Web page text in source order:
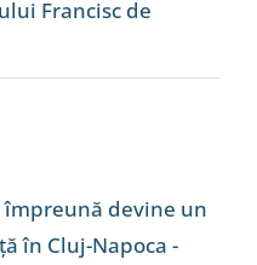
Francisc de
împreună devine un
în Cluj-Napoca -